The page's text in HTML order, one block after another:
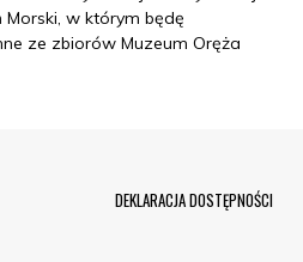
w którym będę
ze zbiorów Muzeum Oręża
DEKLARACJA DOSTĘPNOŚCI